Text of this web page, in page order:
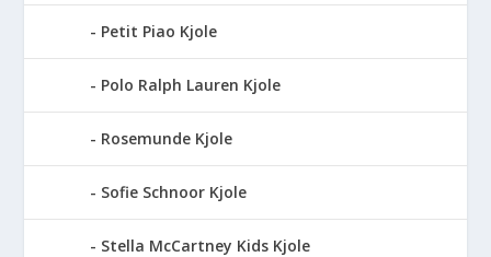
Petit Piao Kjole
Polo Ralph Lauren Kjole
Rosemunde Kjole
Sofie Schnoor Kjole
Stella McCartney Kids Kjole